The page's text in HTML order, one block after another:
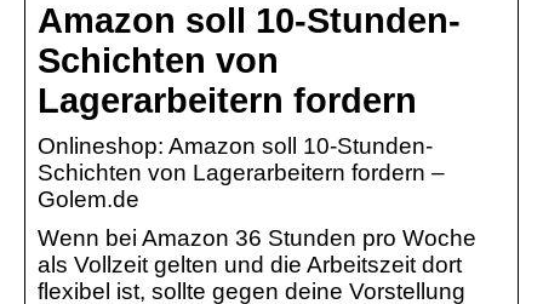
Amazon soll 10-Stunden-
Schichten von
Lagerarbeitern fordern
Onlineshop: Amazon soll 10-Stunden-
Schichten von Lagerarbeitern fordern –
Golem.de
Wenn bei Amazon 36 Stunden pro Woche
als Vollzeit gelten und die Arbeitszeit dort
flexibel ist, sollte gegen deine Vorstellung